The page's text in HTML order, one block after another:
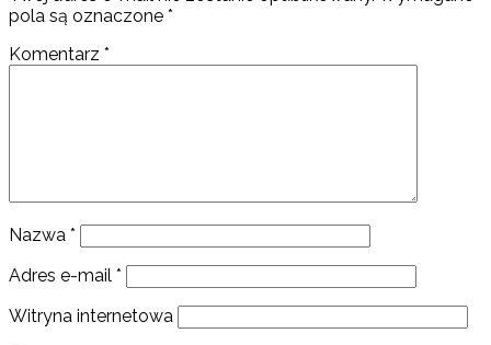
pola są oznaczone *
Komentarz *
Nazwa *
Adres e-mail *
Witryna internetowa